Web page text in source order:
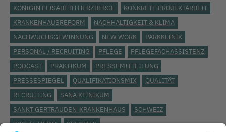
KÖNIGIN ELISABETH HERZBERGE
KONKRETE PROJEKTARBEIT
KRANKENHAUSREFORM
NACHHALTIGKEIT & KLIMA
NACHWUCHSGEWINNUNG
NEW WORK
PARKKLINIK
PERSONAL / RECRUITING
PFLEGE
PFLEGEFACHASSISTENZ
PODCAST
PRAKTIKUM
PRESSEMITTEILUNG
PRESSESPIEGEL
QUALIFIKATIONSMIX
QUALITÄT
RECRUITING
SANA KLINIKUM
SANKT GERTRAUDEN-KRANKENHAUS
SCHWEIZ
SOCIAL MEDIA
SPECIALS